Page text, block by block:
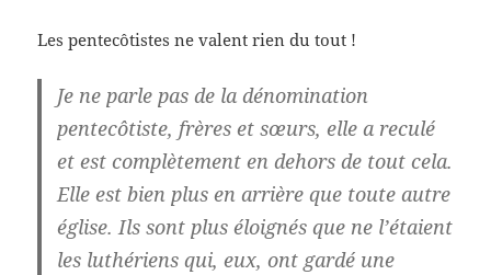
Les pentecôtistes ne valent rien du tout !
Je ne parle pas de la dénomination
pentecôtiste, frères et sœurs, elle a reculé
et est complètement en dehors de tout cela.
Elle est bien plus en arrière que toute autre
église. Ils sont plus éloignés que ne l’étaient
les luthériens qui, eux, ont gardé une